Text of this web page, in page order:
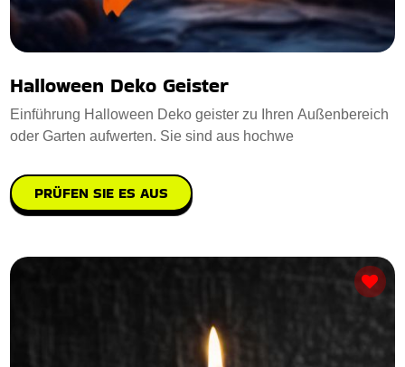
Halloween Deko Geister
Einführung Halloween Deko geister zu Ihren Außenbereich
oder Garten aufwerten. Sie sind aus hochwe
PRÜFEN SIE ES AUS